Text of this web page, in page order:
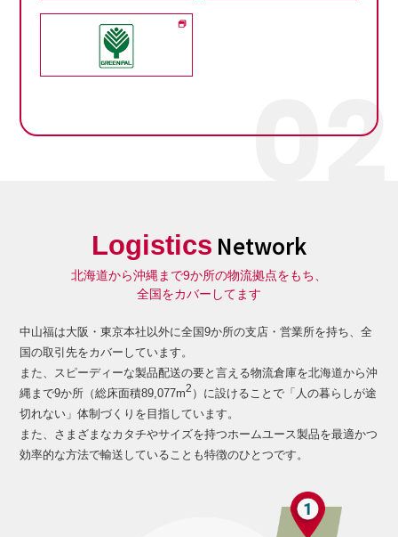
Logistics Network
北海道から沖縄まで9か所の物流拠点をもち、
全国をカバーしてます
中山福は大阪・東京本社以外に全国9か所の支店・営業所を持ち、全
国の取引先をカバーしています。
また、スピーディーな製品配送の要と言える物流倉庫を北海道から沖
縄まで9か所（総床面積89,077m2 ）に設けることで「人の暮らしが途
切れない」体制づくりを目指しています。
また、さまざまなカタチやサイズを持つホームユース製品を最適かつ
効率的な方法で輸送していることも特徴のひとつです。